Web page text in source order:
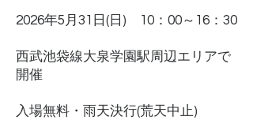
2026年5月31日(日) 10：00～16：30
西武池袋線大泉学園駅周辺エリアで
開催
入場無料・雨天決行(荒天中止)